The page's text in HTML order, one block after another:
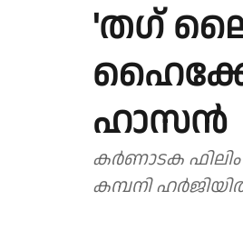
'തഗ്
ഹാസൻ
കർണാടക ഫിലിം
കമ്പനി